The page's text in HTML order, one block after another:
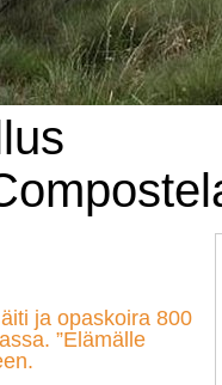
ja opaskoira 800
”Elämälle